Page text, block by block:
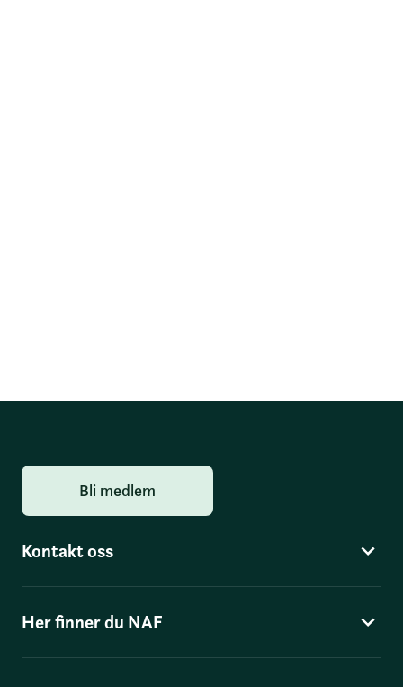
Bli medlem
Kontakt oss
Her finner du NAF